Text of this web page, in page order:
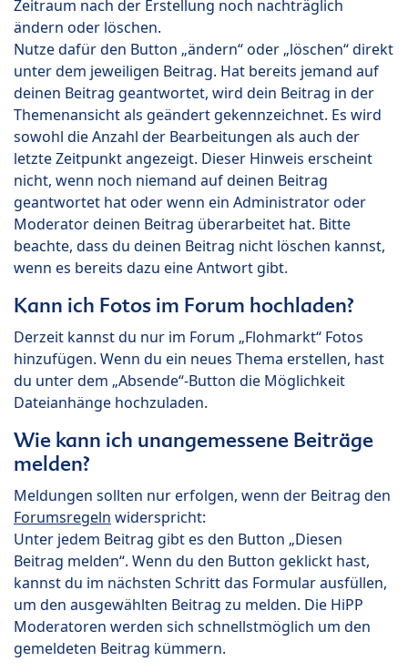
Zeitraum nach der Erstellung noch nachträglich
ändern oder löschen.
Nutze dafür den Button „ändern“ oder „löschen“ direkt
unter dem jeweiligen Beitrag. Hat bereits jemand auf
deinen Beitrag geantwortet, wird dein Beitrag in der
Themenansicht als geändert gekennzeichnet. Es wird
sowohl die Anzahl der Bearbeitungen als auch der
letzte Zeitpunkt angezeigt. Dieser Hinweis erscheint
nicht, wenn noch niemand auf deinen Beitrag
geantwortet hat oder wenn ein Administrator oder
Moderator deinen Beitrag überarbeitet hat. Bitte
beachte, dass du deinen Beitrag nicht löschen kannst,
wenn es bereits dazu eine Antwort gibt.
Kann ich Fotos im Forum hochladen?
Derzeit kannst du nur im Forum „Flohmarkt“ Fotos
hinzufügen. Wenn du ein neues Thema erstellen, hast
du unter dem „Absende“-Button die Möglichkeit
Dateianhänge hochzuladen.
Wie kann ich unangemessene Beiträge
melden?
Meldungen sollten nur erfolgen, wenn der Beitrag den
Forumsregeln widerspricht:
Unter jedem Beitrag gibt es den Button „Diesen
Beitrag melden“. Wenn du den Button geklickt hast,
kannst du im nächsten Schritt das Formular ausfüllen,
um den ausgewählten Beitrag zu melden. Die HiPP
Moderatoren werden sich schnellstmöglich um den
gemeldeten Beitrag kümmern.